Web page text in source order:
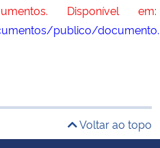
Disponível em:
publico/
Voltar ao topo